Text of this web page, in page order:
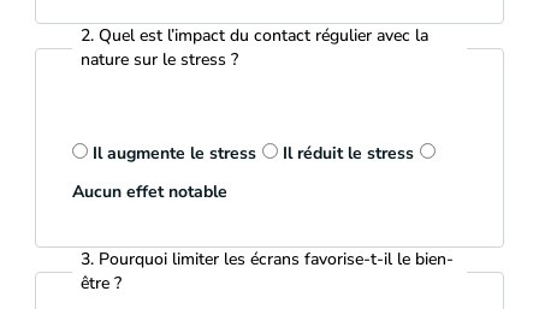
2. Quel est l’impact du contact régulier avec la
nature sur le stress ?
Il augmente le stress
Il réduit le stress
Aucun effet notable
3. Pourquoi limiter les écrans favorise-t-il le bien-
être ?